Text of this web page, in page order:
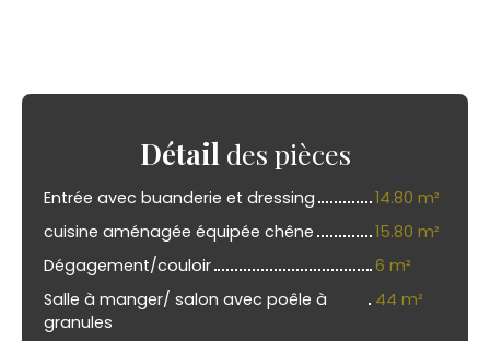
Détail des pièces
Entrée avec buanderie et dressing
14.80 m²
cuisine aménagée équipée chêne
15.80 m²
Dégagement/couloir
6 m²
Salle à manger/ salon avec poêle à
granules
44 m²